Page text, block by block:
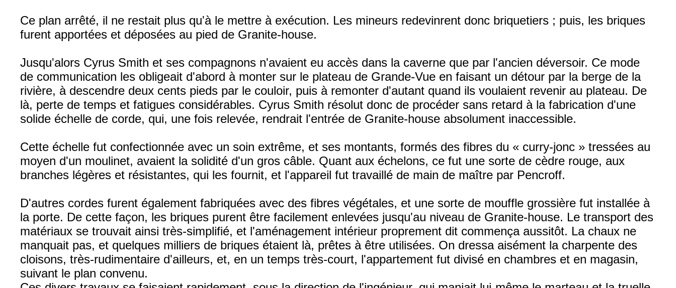
Ce plan arrêté, il ne restait plus qu'à le mettre à exécution. Les mineurs redevinrent donc briquetiers ; puis, les briques
furent apportées et déposées au pied de Granite-house.
Jusqu'alors Cyrus Smith et ses compagnons n'avaient eu accès dans la caverne que par l'ancien déversoir. Ce mode
de communication les obligeait d'abord à monter sur le plateau de Grande-Vue en faisant un détour par la berge de la
rivière, à descendre deux cents pieds par le couloir, puis à remonter d'autant quand ils voulaient revenir au plateau. De
là, perte de temps et fatigues considérables. Cyrus Smith résolut donc de procéder sans retard à la fabrication d'une
solide échelle de corde, qui, une fois relevée, rendrait l'entrée de Granite-house absolument inaccessible.
Cette échelle fut confectionnée avec un soin extrême, et ses montants, formés des fibres du « curry-jonc » tressées au
moyen d'un moulinet, avaient la solidité d'un gros câble. Quant aux échelons, ce fut une sorte de cèdre rouge, aux
branches légères et résistantes, qui les fournit, et l'appareil fut travaillé de main de maître par Pencroff.
D'autres cordes furent également fabriquées avec des fibres végétales, et une sorte de mouffle grossière fut installée à
la porte. De cette façon, les briques purent être facilement enlevées jusqu'au niveau de Granite-house. Le transport des
matériaux se trouvait ainsi très-simplifié, et l'aménagement intérieur proprement dit commença aussitôt. La chaux ne
manquait pas, et quelques milliers de briques étaient là, prêtes à être utilisées. On dressa aisément la charpente des
cloisons, très-rudimentaire d'ailleurs, et, en un temps très-court, l'appartement fut divisé en chambres et en magasin,
suivant le plan convenu.